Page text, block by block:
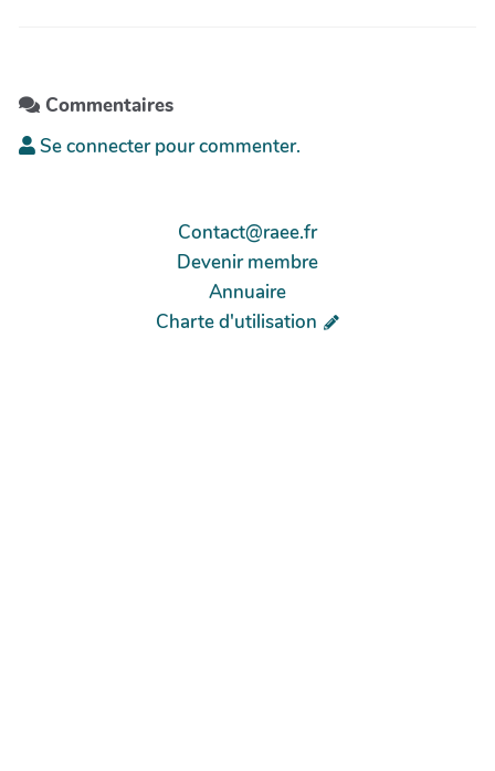
Commentaires
Se connecter pour commenter.
Contact@raee.fr
Devenir membre
Annuaire
Charte d'utilisation